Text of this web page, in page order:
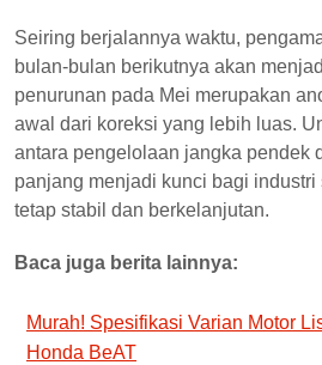
Seiring berjalannya waktu,
bulan-bulan berikutnya akan
penurunan pada Mei merupakan
awal dari koreksi yang lebih luas.
antara pengelolaan jangka pendek
panjang menjadi kunci bagi industri
tetap stabil dan berkelanjutan.
Baca juga berita lainnya:
Murah! Spesifikasi Varian Motor
Honda BeAT